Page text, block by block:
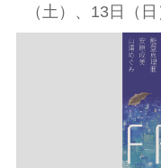
（土）、13日（